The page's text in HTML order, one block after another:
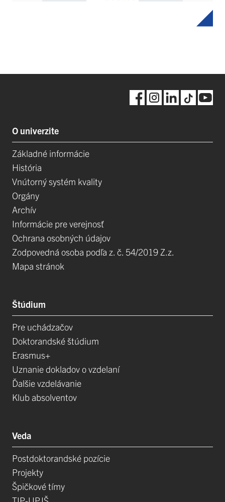
O univerzite
Základné informácie
História
Vnútorný systém kvality
Orgány
Archív
Informácie pre verejnosť
Ochrana osobných údajov
Zodpovedná osoba podľa z. č. 54/2019 Z.z.
Mapa stránok
Štúdium
Pre uchádzačov
Doktorandské štúdium
Erasmus+
Uznanie dokladov o vzdelaní
Ďalšie vzdelávanie
Klub absolventov
Veda
Postdoktorandské pozície
Projekty
Špičkové tímy